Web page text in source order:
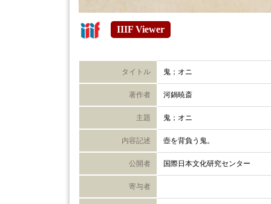
IIIF Viewer
タイトル 鬼；オニ
著作者 河鍋暁斎
主題 鬼；オニ
内容記述 壺を背負う鬼。
公開者 国際日本文化研究センター
寄与者